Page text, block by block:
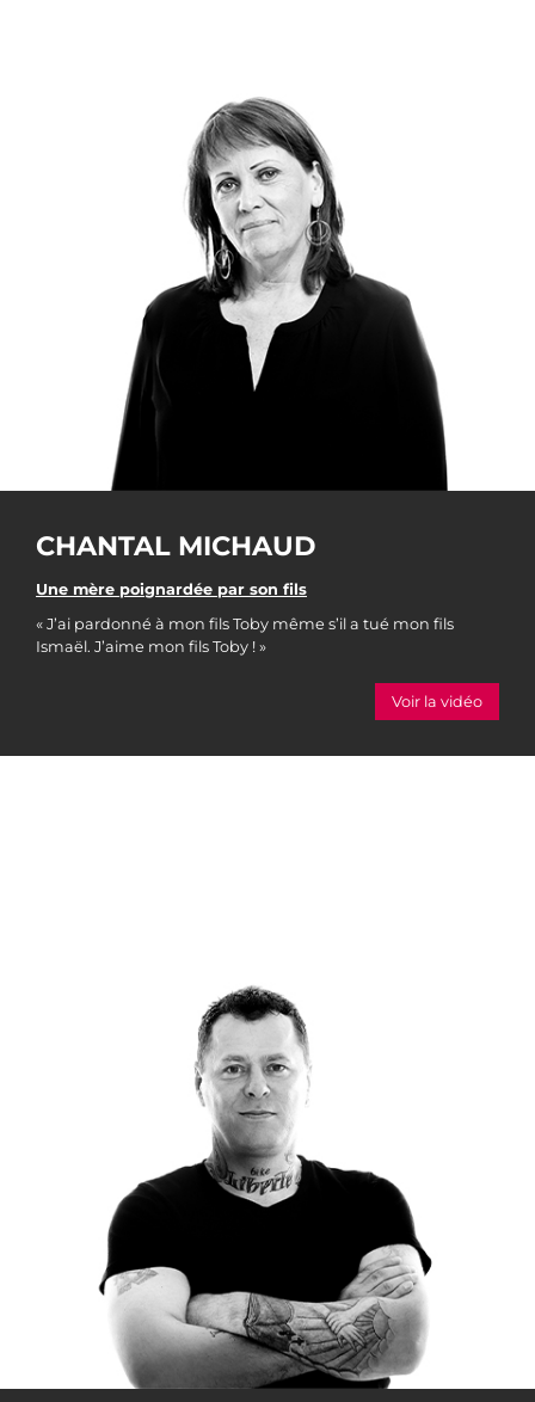
CHANTAL MICHAUD
Une mère poignardée par son fils
« J’ai pardonné à mon fils Toby même s’il a tué mon fils
Ismaël. J’aime mon fils Toby ! »
Voir la vidéo